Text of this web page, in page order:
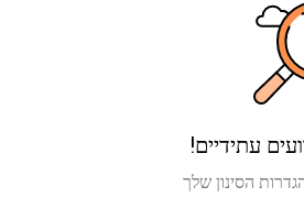
עתידיים!
הסינון שלך